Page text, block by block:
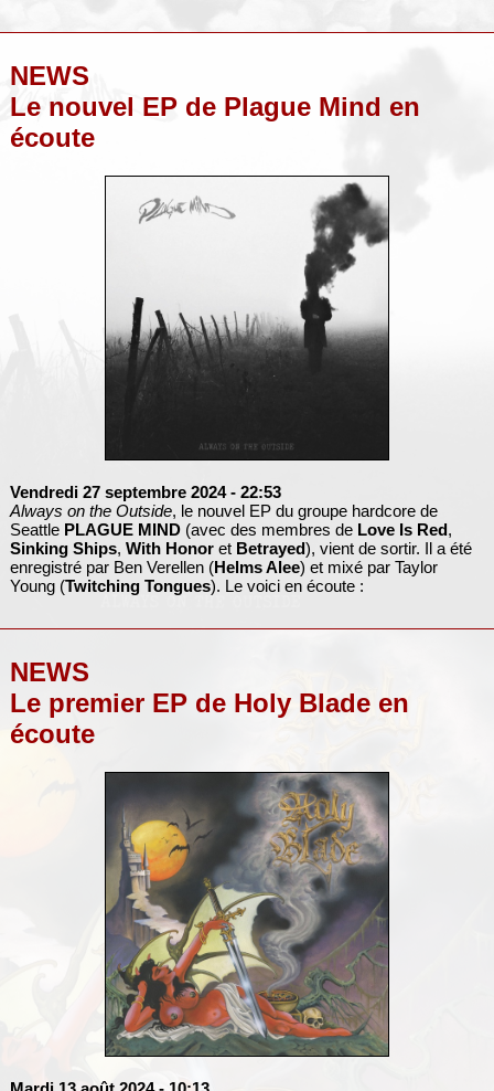
NEWS
Le nouvel EP de Plague Mind en
écoute
Vendredi 27 septembre 2024 - 22:53
Always on the Outside, le nouvel EP du groupe hardcore de
Seattle PLAGUE MIND(avec des membres de Love Is Red,
Sinking Ships, With Honoret Betrayed), vient de sortir. Il a été
enregistré par Ben Verellen (Helms Alee) et mixé par Taylor
Young (Twitching Tongues). Le voici en écoute :
NEWS
Le premier EP de Holy Blade en
écoute